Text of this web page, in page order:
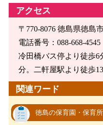
アクセス
〒770-8076 徳島県徳島
電話番号：088-668-4545
冷田橋バス停より徒歩6
分。二軒屋駅より徒歩13
関連ワード
徳島の保育園・保育所